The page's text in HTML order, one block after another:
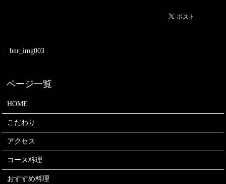
bnr_img003
HOME
こだわり
アクセス
コース料理
おすすめ料理